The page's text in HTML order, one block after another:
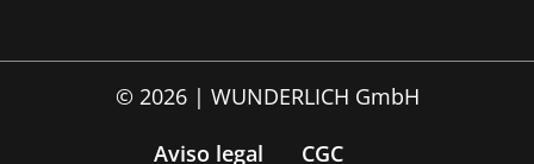
© 2026 | WUNDERLICH GmbH
Aviso legal
CGC